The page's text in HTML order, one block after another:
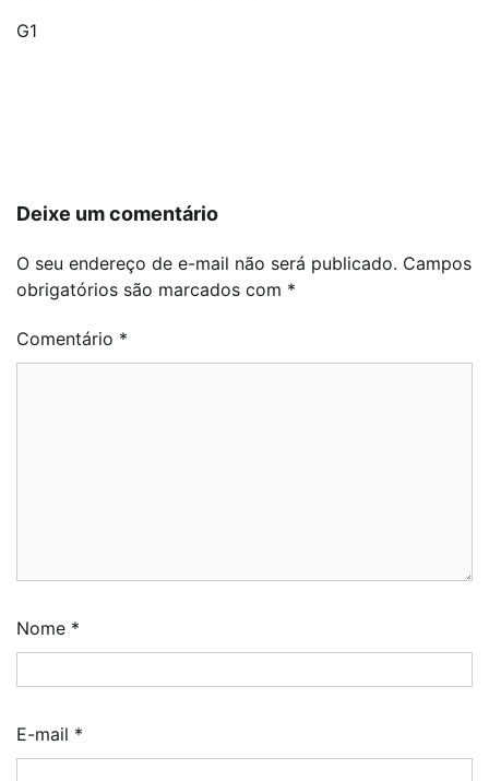
G1
Deixe um comentário
O seu endereço de e-mail não será publicado. Campos
obrigatórios são marcados com *
Comentário *
Nome *
E-mail *